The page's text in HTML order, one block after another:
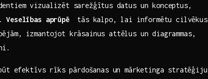
​vizualizēt sarežģītus ⁣datus un konceptus,
Veselības aprūpē⁣ tās kalpo, lai ⁢informētu cilvēkus
izmantojot ​krāsainus attēlus ⁢un diagrammas,
⁤efektīvs rīks pārdošanas un⁢ mārketinga stratēģiju